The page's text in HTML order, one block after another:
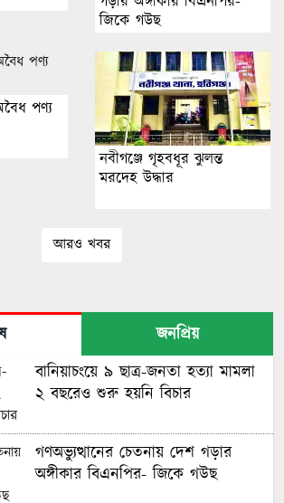
জিকে গউছ
পণ্য
নবীগঞ্জে গৃহবধূর ঝুলন্ত
মরদেহ উদ্ধার
আরও খবর
জনপ্রিয়
বানিয়াচংয়ে ৯ ছাত্র-জনতা হত্যা মামলা
২ বছরেও শুরু হয়নি বিচার
গণঅভ্যুত্থানের চেতনায় দেশ গড়ার
অঙ্গীকার বিএনপির- জিকে গউছ